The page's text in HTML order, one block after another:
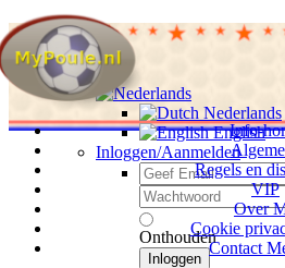
Nederlands
English
Inloggen/Aanmelden
Onthouden
Inloggen
Info-
Regels en
VIP
Over
Cookie
Contact